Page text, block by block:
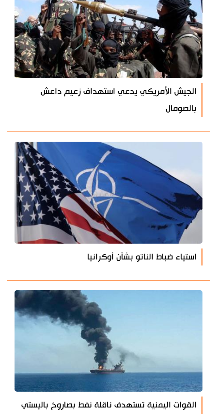
الجيش الأمريكي يدعي استهداف زعيم داعش
بالصومال
استياء ضباط الناتو بشأن أوكرانيا
القوات اليمنية تستهدف ناقلة نفط بصاروخ باليستي